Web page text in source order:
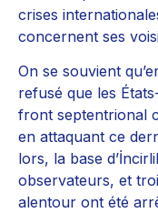
crises
concernent ses
On se souvient
refusé que les
front septentrional
en attaquant ce
lors, la base
observateurs, et
alentour ont été